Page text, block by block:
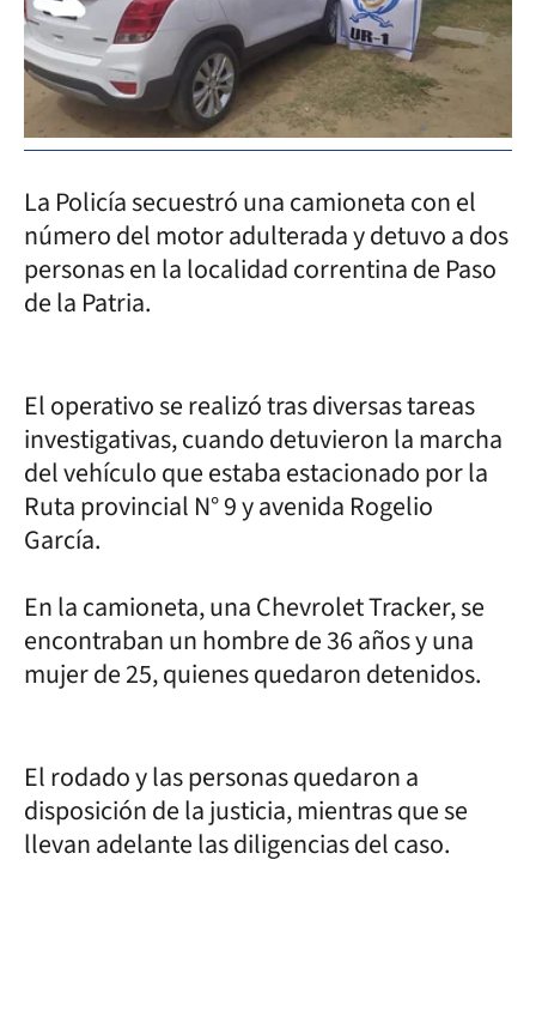
La Policía secuestró una camioneta con el
número del motor adulterada y detuvo a dos
personas en la localidad correntina de Paso
de la Patria.
El operativo se realizó tras diversas tareas
investigativas, cuando detuvieron la marcha
del vehículo que estaba estacionado por la
Ruta provincial N° 9 y avenida Rogelio
García.
En la camioneta, una Chevrolet Tracker, se
encontraban un hombre de 36 años y una
mujer de 25, quienes quedaron detenidos.
El rodado y las personas quedaron a
disposición de la justicia, mientras que se
llevan adelante las diligencias del caso.